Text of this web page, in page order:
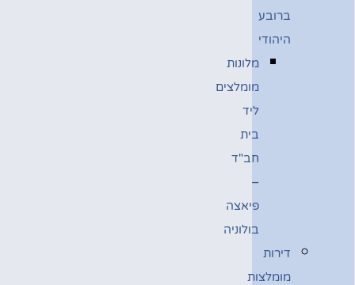
ברובע
היהודי
מלונות
מומלצים
ליד
בית
חב"ד
–
פיאצה
בולוניה
דירות
מומלצות